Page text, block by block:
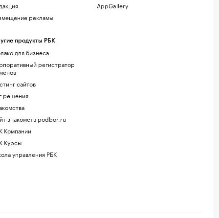
рекламы
продукты РБК
для бизнеса
регистратор
сайтов
знакомств podbor.ru
Компании
Курсы
управления РБК
AppGallery